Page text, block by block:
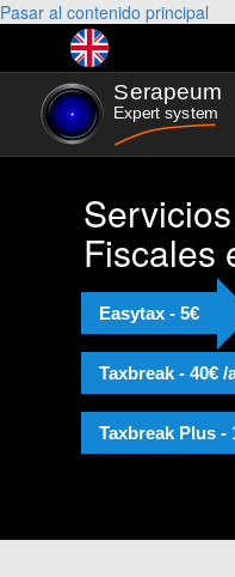
Pasar al contenido principal
Fiscales
Easytax - 5€
Taxbreak - 40€ /
Taxbreak Plus -